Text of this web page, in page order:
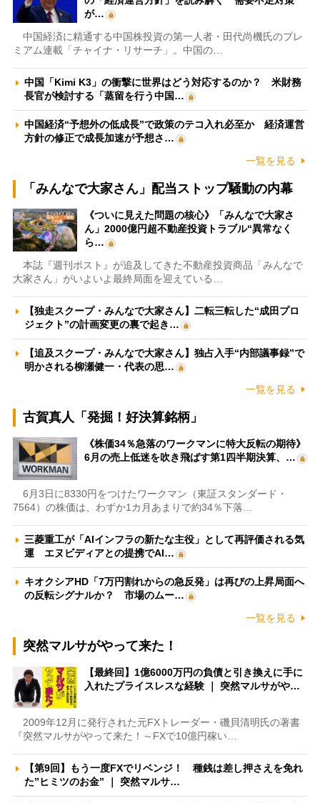
が…
中国経済に精通する中国株投資の第一人者・田代尚機氏のプレ
ミアム連載「チャイナ・リサーチ」。中国の…
中国「Kimi K3」の衝撃に世界はどう対応するのか？ 米財務
長官が検討する「蒸留を行う中国…
中国経済“予想外の低成長”で政策のテコ入れ必至か 経済運営
方針の修正で成長加速が予想さ…
一覧を見る
「みんなで大家さん」配当ストップ騒動の内幕
《ついに見えた問題の核心》「みんなで大家さ
ん」2000億円超不動産投資トラブル“異常なく
ら…
本誌『週刊ポスト』が追及してきた不動産投資商品「みんなで
大家さん」がいよいよ最終局面を迎えている…
【独走スクープ・みんなで大家さん】二転三転した“成田プロ
ジェクト”の計画変更の裏で起き…
【追及スクープ・みんなで大家さん】独占入手“内部議事録”で
明かされる柳瀬健一・代表の思…
一覧を見る
古賀真人「発掘！好決算銘柄」
《株価34％急落のワークマンに特大反転の期待》
6月の売上低迷を吹き飛ばす第1四半期決算、…
6月3日に8330円をつけたワークマン（東証スタンダード・
7564）の株価は、わずか1カ月あまりで約34％下落…
三菱重工が「AIインフラの新たな主役」として再評価される気
運 エヌビディアとの提携でAI…
キオクシアHD「7万円割れからの急反発」は再びの上昇局面へ
の反転シグナルか？ 市場のムー…
一覧を見る
突然マルサがやって来た！
【最終回】1億6000万円の負債と引き換えに手に
入れたプライスレスな経験 ｜ 突然マルサがや…
2009年12月に発行された元FXトレーダー・磯貝清明氏の著書
『突然マルサがやって来た！～FXで10億円稼い…
【第9回】もう一度FXでリベンジ！ 種銭は差し押さえを免れ
た”ヒミツのお金” ｜ 突然マルサ…